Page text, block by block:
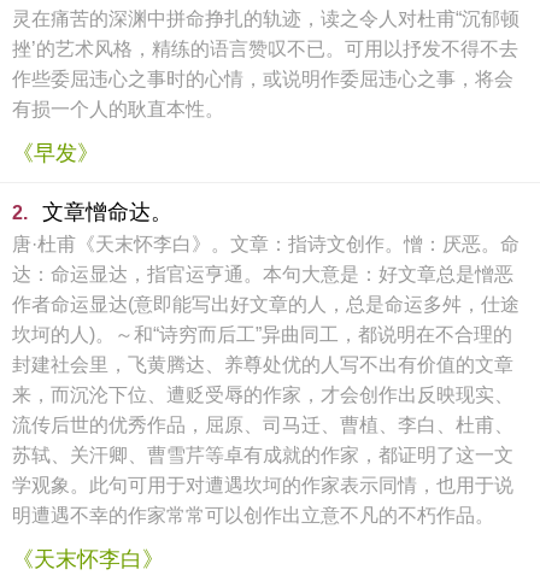
灵在痛苦的深渊中拼命挣扎的轨迹，读之令人对杜甫“沉郁顿
挫’的艺术风格，精练的语言赞叹不已。可用以抒发不得不去
作些委屈违心之事时的心情，或说明作委屈违心之事，将会
有损一个人的耿直本性。
《早发》
2. 文章憎命达。
唐·杜甫《天末怀李白》。文章：指诗文创作。憎：厌恶。命
达：命运显达，指官运亨通。本句大意是：好文章总是憎恶
作者命运显达(意即能写出好文章的人，总是命运多舛，仕途
坎坷的人)。～和“诗穷而后工”异曲同工，都说明在不合理的
封建社会里，飞黄腾达、养尊处优的人写不出有价值的文章
来，而沉沦下位、遭贬受辱的作家，才会创作出反映现实、
流传后世的优秀作品，屈原、司马迁、曹植、李白、杜甫、
苏轼、关汗卿、曹雪芹等卓有成就的作家，都证明了这一文
学观象。此句可用于对遭遇坎坷的作家表示同情，也用于说
明遭遇不幸的作家常常可以创作出立意不凡的不朽作品。
《天末怀李白》